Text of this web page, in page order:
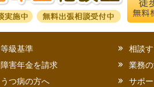
等級基準
障害年金を請求
うつ病の方へ
相談
業務
サポ